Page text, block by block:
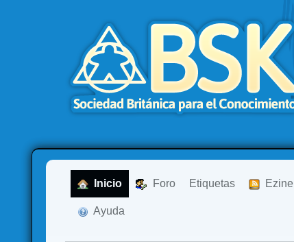
Inicio Foro Etiquetas Ezine
Ayuda